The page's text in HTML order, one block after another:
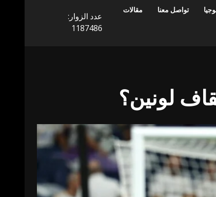
تواصل معنا مقالات
عدد الزوار:
1187486
لونين؟